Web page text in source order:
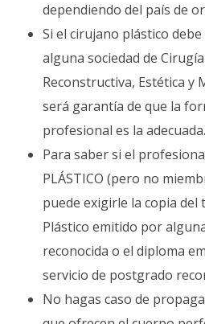
dependiendo del país de
Si el cirujano plástico
alguna sociedad de
Reconstructiva, Estética y
será garantía de que la
profesional es la adecuada.
Para saber si el
PLÁSTICO (pero no
puede exigirle la copia del
Plástico emitido por
reconocida o el diploma
servicio de postgrado
No hagas caso de